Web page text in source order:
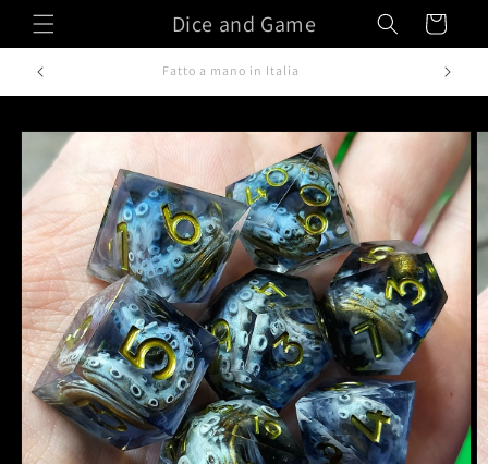
direttamente
ai contenuti
Dice and Game Carrello
Fatto a mano in Italia
Passa alle
informazioni
sul prodotto